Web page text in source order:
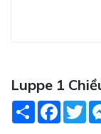
Luppe 1
Share